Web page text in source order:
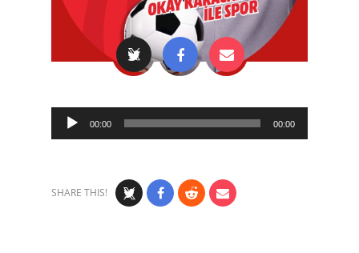
Audio
Player
00:00 00:00
SHARE THIS!